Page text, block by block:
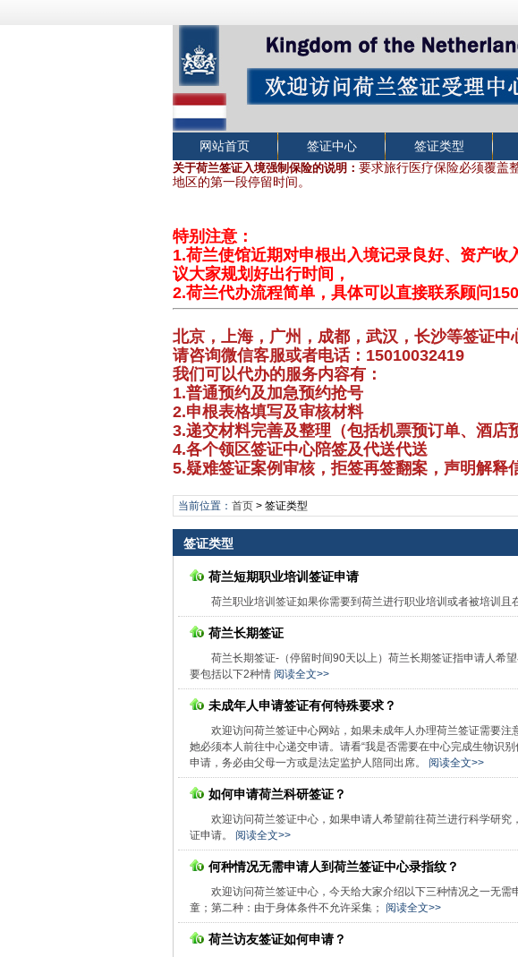
网站首页 签证中心 签证类型
关于荷兰签证入境强制保险的说明： 要求旅行医疗保险必须覆盖
地区的第一段停留时间。
特别注意：
1.荷兰使馆近期对申根出入境记录良好、资产
议大家规划好出行时间，
2.荷兰代办流程简单，具体可以直接联系顾问
北京，上海，广州，成都，武汉，长沙等签证中
请咨询微信客服或者电话：15010032419
我们可以代办的服务内容有：
1.普通预约及加急预约抢号
2.申根表格填写及审核材料
3.递交材料完善及整理（包括机票预订单、酒店
4.各个领区签证中心陪签及代送代送
5.疑难签证案例审核，拒签再签翻案，声明解释
当前位置： 首页> 签证类型
签证类型
荷兰短期职业培训签证申请
荷兰职业培训签证如果你需要到荷兰进行职业培训或者被培训且
荷兰长期签证
荷兰长期签证-（停留时间90天以上）荷兰长期签证指申请人希
要包括以下2种情 阅读全文>>
未成年人申请签证有何特殊要求？
欢迎访问荷兰签证中心网站，如果未成年人办理荷兰签证需要
她必须本人前往中心递交申请。请看“我是否需要在中心完成生物识
申请，务必由父母一方或是法定监护人陪同出席。
阅读全文>>
如何申请荷兰科研签证？
欢迎访问荷兰签证中心，如果申请人希望前往荷兰进行科学研
证申请。
阅读全文>>
何种情况无需申请人到荷兰签证中心录指纹？
欢迎访问荷兰签证中心，今天给大家介绍以下三种情况之一无
童；第二种：由于身体条件不允许采集；
阅读全文>>
荷兰访友签证如何申请？